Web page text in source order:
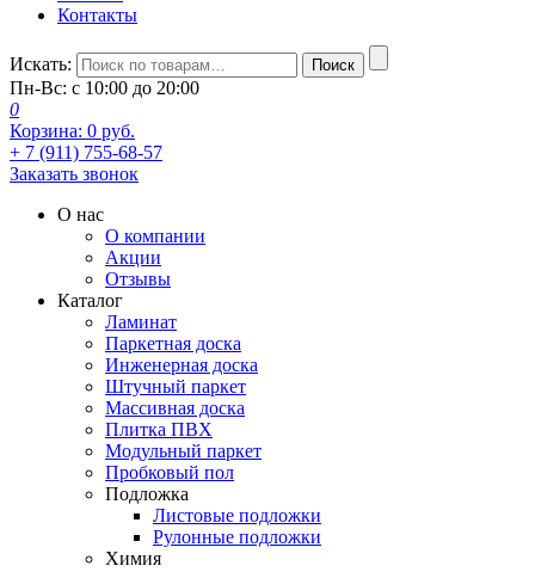
Контакты
Искать: Поиск
Пн-Вс: с 10:00 до 20:00
0
Корзина: 0 руб.
+ 7 (911) 755-68-57
Заказать звонок
О нас
О компании
Акции
Отзывы
Каталог
Ламинат
Паркетная доска
Инженерная доска
Штучный паркет
Массивная доска
Плитка ПВХ
Модульный паркет
Пробковый пол
Подложка
Листовые подложки
Рулонные подложки
Химия